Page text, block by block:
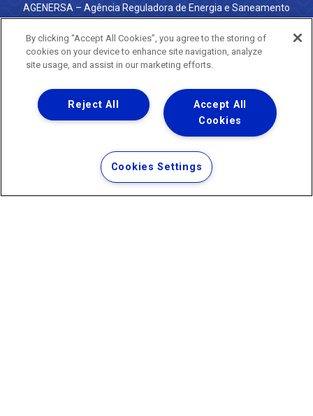
AGENERSA – Agência Reguladora de Energia e Saneamento
do Estado do Rio de Janeiro
0800 024 9040 · (21) 2332-6457 (WhatsApp) ·
ouvidoria@agenersa.rj.gov.br/ouvidoria.agenersa@gmail.com
·http://www.agenersa.rj.gov.br
Uma empresa
Copyright ® 2026 - Todos os Direitos Reservados.
Termos Gerais de Uso de Sites e Aplicativos
Política de Privacidade e Proteção de Dados
By clicking “Accept All Cookies”, you agree to the storing of
cookies on your device to enhance site navigation, analyze
site usage, and assist in our marketing efforts.
Accept All
Cookies
Reject All
Cookies Settings